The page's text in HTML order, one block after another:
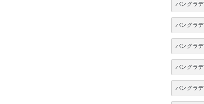
バングラ
バングラ
バングラ
バングラ
バングラ